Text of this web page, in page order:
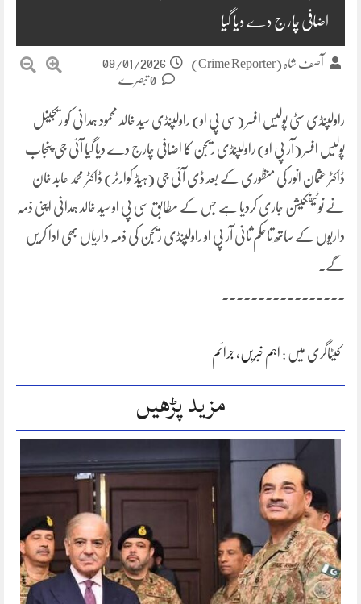
اضافی چارج دے دیا گیا
آصف شاہ (Crime Reporter)
09/01/2026
راولپنڈی سٹی پولیس افسر (سی پی او) راولپنڈی سید خالد محمود ہمدانی کو ریجینل
پولیس افسر (آر پی او) راولپنڈی ریجن کا اضافی چارج دے دیا گیا آئی جی پنجاب
ڈاکٹر عثمان انور کی منظوری کے بعد ڈی آئی جی (ہیڈ کوارٹر) ڈاکٹر محمد عابد خان
نے نوٹیفکیشن جاری کردیا ہے جس کے مطابق سی پی او سید خالد ہمدانی اپنی ذمہ
داریوں کے ساتھ تاحکم ثانی آر پی او راولپنڈی ریجن کی ذمہ داریاں بھی ادا کریں
گے۔
کیٹاگری میں : اہم خبریں ، جرائم
مزید پڑھیں